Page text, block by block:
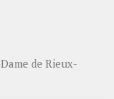
de Rieux-